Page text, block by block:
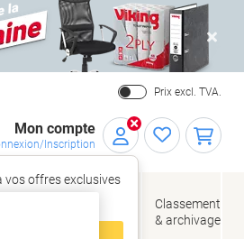
Close
Prix excl. TVA.
Mon compte
Inscription
vos offres exclusives
de bureau
Classement
& archivage